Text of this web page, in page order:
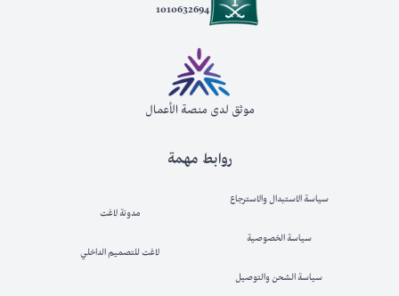
روابط مهمة
سياسة الاستبدال والاسترجاع
سياسة الخصوصية
سياسة الشحن والتوصيل
مدونة لاغت
لاغت للتصميم الداخلي
1010632694
موثق لدى منصة الأعمال